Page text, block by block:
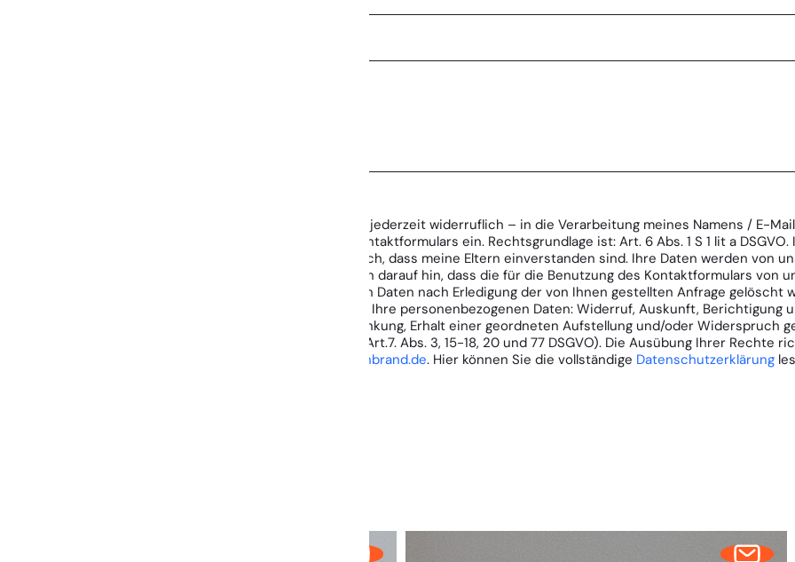
Hiermit willige ich – jederzeit widerruflich – in die Verarbeitung meines Namens / E-
der Nutzung des Kontaktformulars ein. Rechtsgrundlage ist: Art. 6 Abs. 1 S 1 lit a
andernfalls erkläre ich, dass meine Eltern einverstanden sind. Ihre Daten werden von
gegeben. Wir weisen darauf hin, dass die für die Benutzung des Kontaktformulars von
personenbezogenen Daten nach Erledigung der von Ihnen gestellten Anfrage gelöscht
Rechte in Bezug auf Ihre personenbezogenen Daten: Widerruf, Auskunft, Berichtigung
Löschung, Einschränkung, Erhalt einer geordneten Aufstellung und/oder Widerspruch
Aufsichtsbehörde (Art.7. Abs. 3, 15-18, 20 und 77 DSGVO). Die Ausübung Ihrer Rechte
datenschutz@deichbrand.de. Hier können Sie die vollständige Datenschutzerklärung